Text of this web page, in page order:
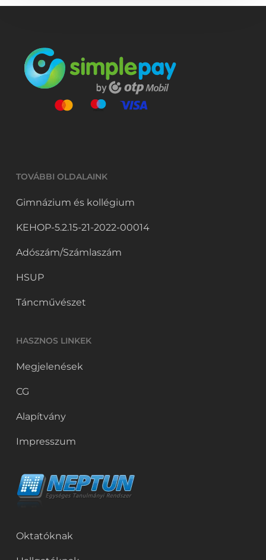
TOVÁBBI OLDALAINK
Gimnázium és kollégium
KEHOP-5.2.15-21-2022-00014
Adószám/Számlaszám
HSUP
Táncművészet
HASZNOS LINKEK
Megjelenések
CG
Alapítvány
Impresszum
Oktatóknak